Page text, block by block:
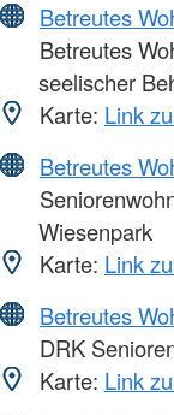
Betreutes
Betreutes
seelischer
Karte: Link
Betreutes
Wiesenpark
Karte: Link
Betreutes
DRK
Karte: Link